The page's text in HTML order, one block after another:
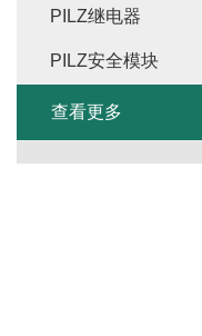
PILZ继电器
PILZ安全模块
查看更多